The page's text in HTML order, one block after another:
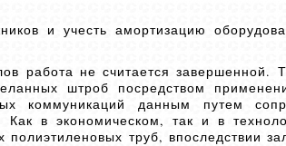
и учесть амортизацию
работа не считается завершенной.
штроб посредством
коммуникаций данным путем
в экономическом, так и в
труб, впоследствии